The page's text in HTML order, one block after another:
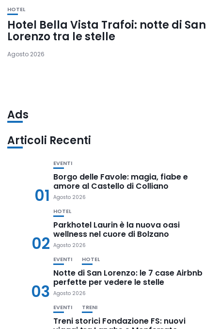
HOTEL
Hotel Bella Vista Trafoi: notte di San
Lorenzo tra le stelle
Agosto 2026
Ads
Articoli Recenti
01
EVENTI
Borgo delle Favole: magia, fiabe e
amore al Castello di Colliano
Agosto 2026
02
HOTEL
Parkhotel Laurin è la nuova oasi
wellness nel cuore di Bolzano
Agosto 2026
03
EVENTI HOTEL
Notte di San Lorenzo: le 7 case Airbnb
perfette per vedere le stelle
Agosto 2026
EVENTI TRENI
Treni storici Fondazione FS: nuovi